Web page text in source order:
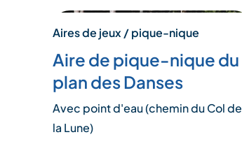
Aires de jeux / pique-nique
Aire de pique-nique du
plan des Danses
Avec point d'eau (chemin du Col de
la Lune)